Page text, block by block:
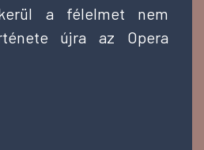
a félelmet nem
újra az Opera